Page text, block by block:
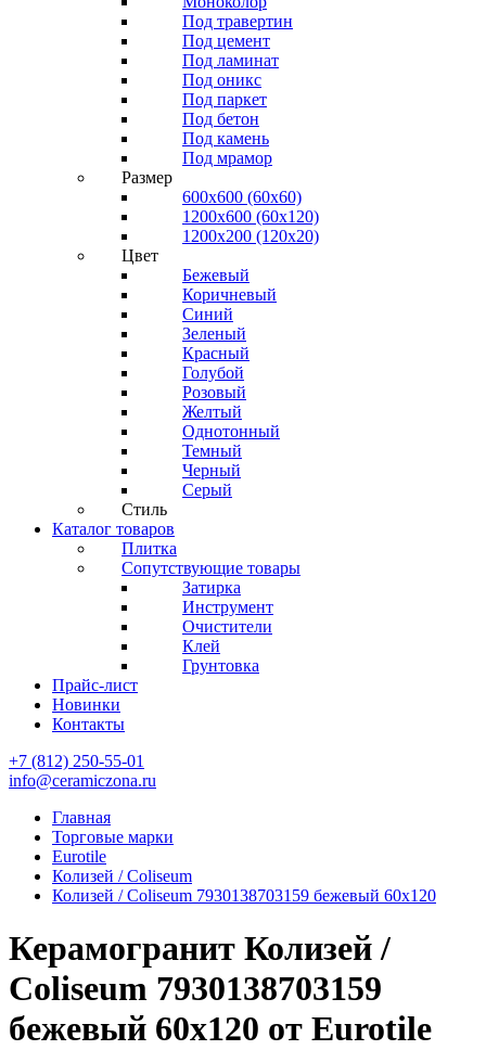
Под травертин
Под цемент
Под ламинат
Под оникс
Под паркет
Под бетон
Под камень
Под мрамор
Размер
600х600 (60х60)
1200х600 (60х120)
1200х200 (120x20)
Цвет
Бежевый
Коричневый
Синий
Зеленый
Красный
Голубой
Розовый
Желтый
Однотонный
Темный
Черный
Серый
Стиль
Каталог товаров
Плитка
Сопутствующие товары
Затирка
Инструмент
Очистители
Клей
Грунтовка
Прайс-лист
Новинки
Контакты
+7 (812) 250-55-01
info@ceramiczona.ru
Главная
Торговые марки
Eurotile
Колизей / Coliseum
Колизей / Coliseum 7930138703159 бежевый 60x120
Керамогранит Колизей /
Coliseum 7930138703159
бежевый 60x120 от Eurotile